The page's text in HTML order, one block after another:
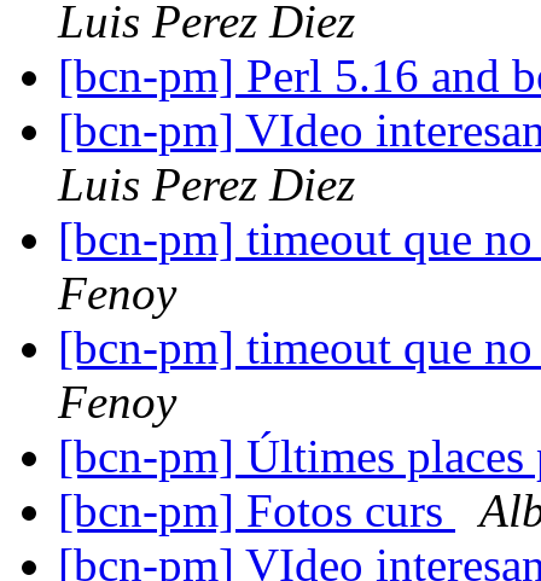
Luis Perez Diez
[bcn-pm] Perl 5.16 and
[bcn-pm] VIdeo
Luis Perez Diez
[bcn-pm] timeout que
Fenoy
[bcn-pm] timeout que
Fenoy
[bcn-pm] Últimes
[bcn-pm] Fotos curs
[bcn-pm] VIdeo